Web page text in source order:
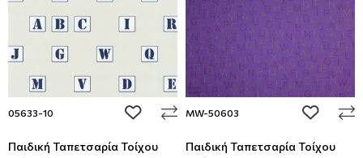
05633-10 add to wishlist
Παιδική Ταπετσαρία Τοίχου
MW-50603 add to
Παιδική Ταπετσαρία Τοίχου